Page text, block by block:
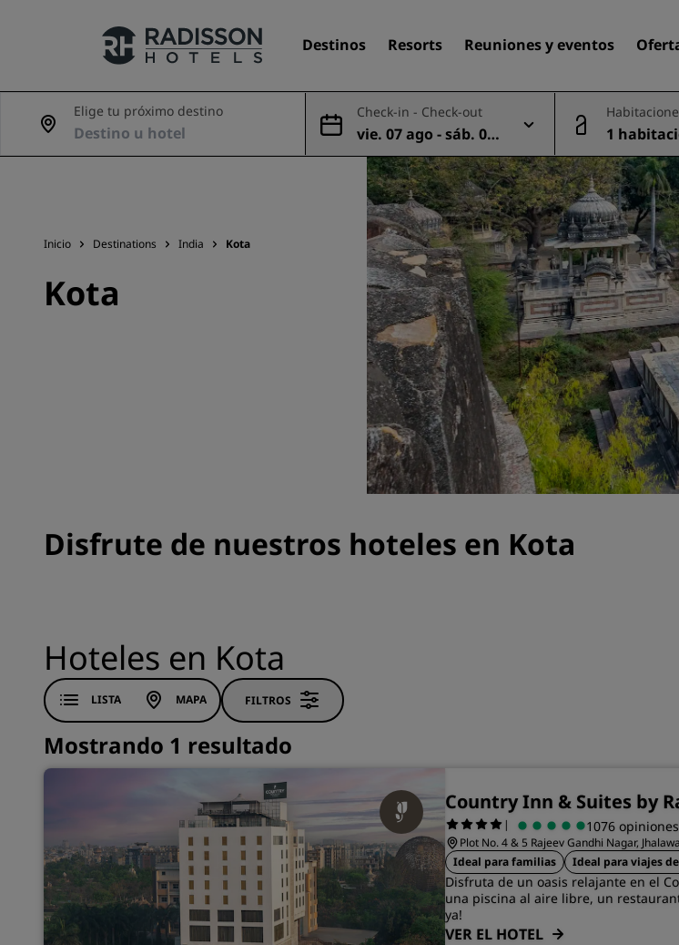
Destinos Resorts Reuniones y eventos
Nuestras marcas
Elige tu próximo destino Check-in - Check-out
vie. 07 ago - sáb. 08
ago
des
1
tos
Inicio Destinations India Kota
Kota
Disfrute de nuestros hoteles en Kota
Hoteles en Kota
LISTA MAPA FILTROS
Mostrando 1 resultado
Country Inn & Suites by
| 1076 opiniones
Plot No. 4 & 5 Rajeev Gandhi Nagar,
Road
Ideal para familias Ideal para viajes
Disfruta de un oasis relajante en el
una piscina al aire libre, un
ya!
VER EL HOTEL